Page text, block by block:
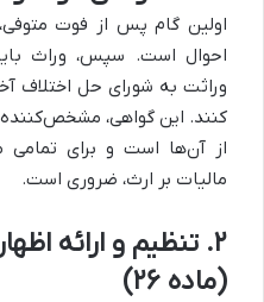
اولین گام پس از فوت
احوال است. سپس، وراث
وراثت به شورای حل اختلاف
کنند. این گواهی،
از آن‌ها است و برای تمامی
مالیات بر ارث، ضروری است.
۲. تنظیم و ارائه
(ماده ۲۶)